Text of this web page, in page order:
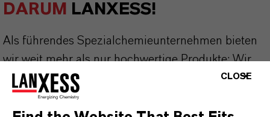
DARUM LANXESS!
Als führendes Spezialchemieunternehmen bieten
wir weit mehr als nur hochwertige Produkte: Wir
stehen für Zuverlässigkeit, Innovationskraft und
partnerschaftliches Denken. Im Mittelpunkt
CLOSE